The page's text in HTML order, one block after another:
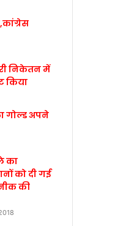
निकेतन में
किया
गोल्ड अपने
का
को दी गई
की